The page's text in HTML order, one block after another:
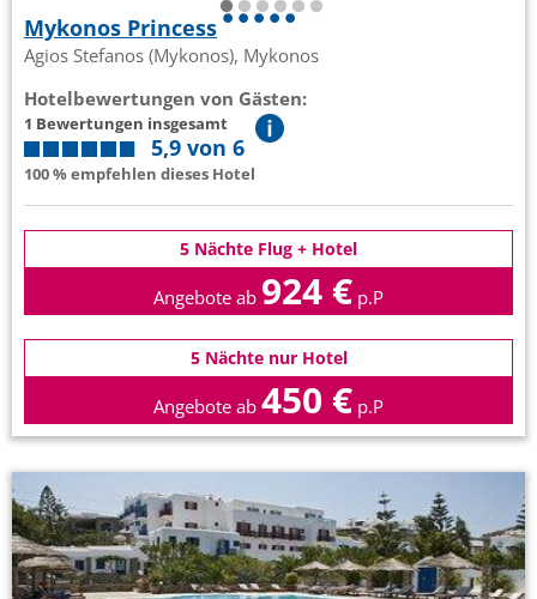
Mykonos Princess
Agios Stefanos (Mykonos), Mykonos
Hotelbewertungen von Gästen:
1 Bewertungen insgesamt
5,9 von 6
100 % empfehlen dieses Hotel
5 Nächte Flug + Hotel
Angebote ab 924 € p.P
5 Nächte nur Hotel
Angebote ab 450 € p.P